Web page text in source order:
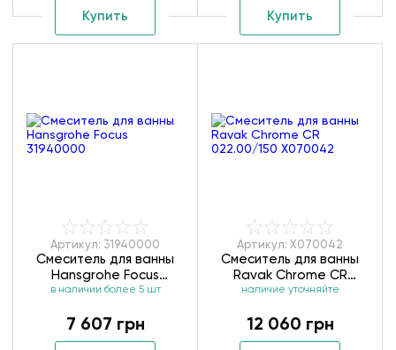
Купить Купить
Артикул: 31940000
Смеситель для ванны
Hansgrohe Focus
31940000
в наличии более 5 шт
7 607 грн
Артикул: X070042
Смеситель для ванны
Ravak Chrome CR
022.00/150 X070042
наличие уточняйте
12 060 грн